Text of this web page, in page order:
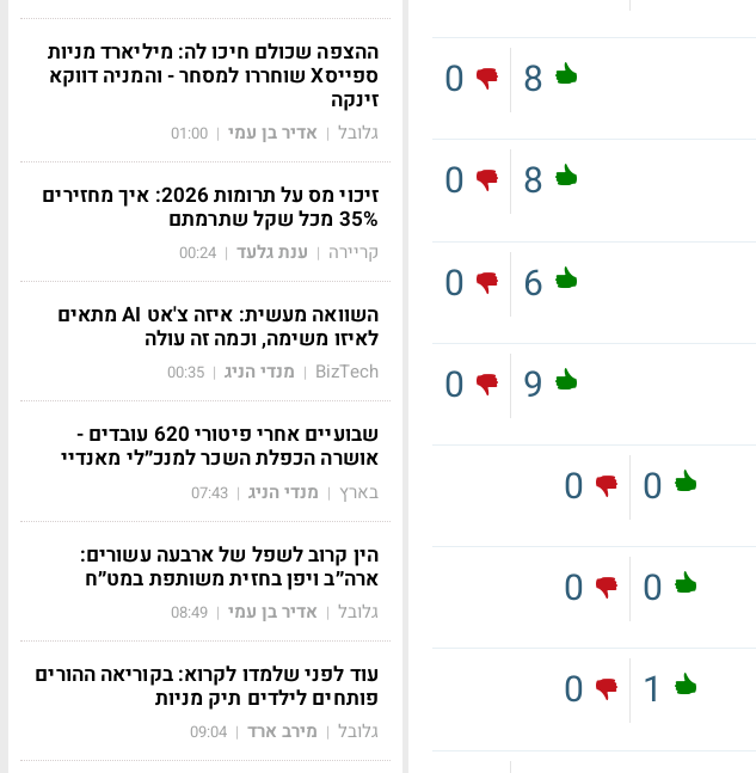
8
0
8
0
6
0
9
0
0
0
0
0
1
0
ההצפה שכולם חיכו לה: מיליארד מניות
ספייסX שוחררו למסחר - והמניה דווקא
זינקה
גלובל | אדיר בן עמי |
01:00
זיכוי מס על תרומות 2026: איך מחזירים
35% מכל שקל שתרמתם
קריירה | ענת גלעד |
00:24
השוואה מעשית: איזה צ'אט AI מתאים
לאיזו משימה, וכמה זה עולה
BizTech
| מנדי הניג |
00:35
שבועיים אחרי פיטורי 620 עובדים -
אושרה הכפלת השכר למנכ״לי מאנדיי
בארץ | מנדי הניג |
07:43
הין קרוב לשפל של ארבעה עשורים:
ארה״ב ויפן בחזית משותפת במט״ח
גלובל | אדיר בן עמי |
08:49
עוד לפני שלמדו לקרוא: בקוריאה ההורים
פותחים לילדים תיק מניות
גלובל | מירב ארד |
09:04